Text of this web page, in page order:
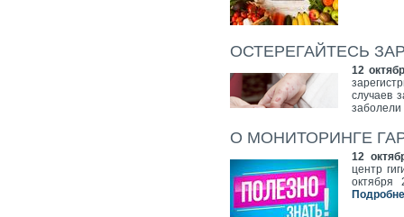
ОСТЕРЕГАЙТЕСЬ
12
случаев
заболели
О МОНИТОРИНГЕ
12
центр
октября